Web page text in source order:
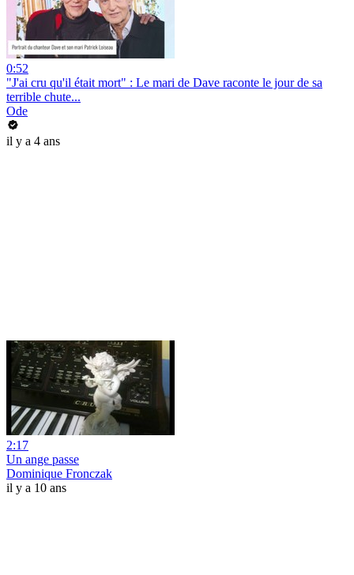
0:52
"J'ai cru qu'il était mort" : Le mari de Dave raconte le jour de sa
terrible chute...
Ode
il y a 4 ans
2:17
Un ange passe
Dominique Fronczak
il y a 10 ans